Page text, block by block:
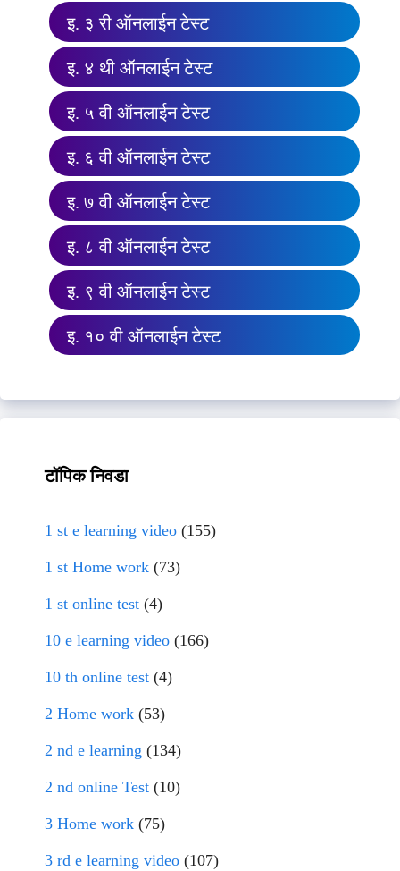
इ. ३ री ऑनलाईन टेस्ट
इ. ४ थी ऑनलाईन टेस्ट
इ. ५ वी ऑनलाईन टेस्ट
इ. ६ वी ऑनलाईन टेस्ट
इ. ७ वी ऑनलाईन टेस्ट
इ. ८ वी ऑनलाईन टेस्ट
इ. ९ वी ऑनलाईन टेस्ट
इ. १० वी ऑनलाईन टेस्ट
टॉपिक निवडा
1 st e learning video (155)
1 st Home work (73)
1 st online test (4)
10 e learning video (166)
10 th online test (4)
2 Home work (53)
2 nd e learning (134)
2 nd online Test (10)
3 Home work (75)
3 rd e learning video (107)